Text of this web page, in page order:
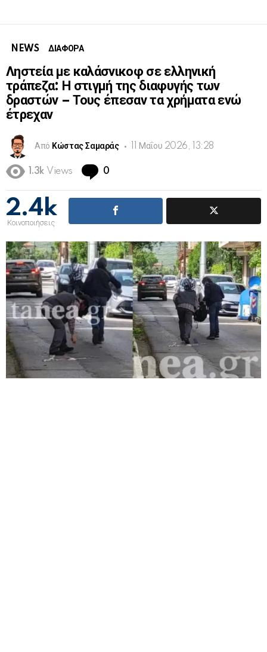
NEWS ΔΙΑΦΟΡΑ
Ληστεία με καλάσνικοφ σε ελληνική
τράπεζα: Η στιγμή της διαφυγής των
δραστών – Τους έπεσαν τα χρήματα ενώ
έτρεχαν
Από Κώστας Σαμαράς 11 Μαΐου 2026, 13:28
1.3k Views 0
2.4k
Κοινοποιήσεις